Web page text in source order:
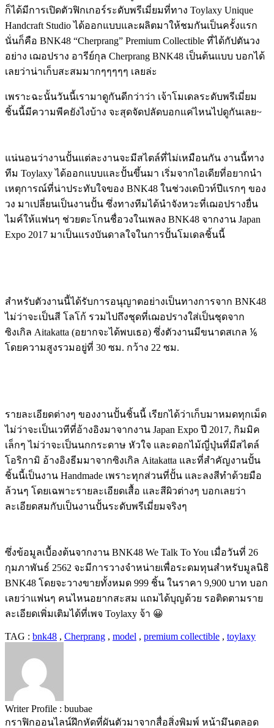
ก็ได้มีการเปิดตัวฟิกเกอร์ระดับพรีเมี่ยมที่ทาง Toylaxy Unique
Handcraft Studio ได้ออกแบบและผลิตมาให้ชมกันเป็นครั้งแรก
นั่นก็คือ BNK48 “Cherprang” Premium Collectible ที่ได้กัปตันวง
อย่าง เฌอปราง อารีย์กุล Cherprang BNK48 เป็นต้นแบบ บอกได้
เลยว่าน่าเก็บสะสมมากๆๆๆๆๆ เลยล่ะ
เพราะฉะนั้นวันนี้เรามาดูกันดีกว่าว่า เจ้าโมเดลระดับพรีเมี่ยม
ชิ้นนี้มีความพีคยังไงบ้าง จะสุดจัดปลัดบอกแค่ไหนไปดูกันเลย~
แน่นอนว่างานปั้นแต่ละงานจะมีสไตล์ที่ไม่เหมือนกัน งานนี้ทาง
ทีม Toylaxy ได้ออกแบบและปั้นขึ้นมา เริ่มจากไอเดียที่อยากนำ
เหตุการณ์ที่น่าประทับใจของ BNK48 ในช่วงเดบิวท์ปีแรกๆ ของ
วง มาเปลี่ยนเป็นงานปั้น ซึ่งทางทีมได้นำจังหวะที่เฌอปรางยื่น
ไมค์ให้แฟนๆ ช่วยตะโกนชื่อวงในเพลง BNK48 จากงาน Japan
Expo 2017 มาเป็นแรงบันดาลใจในการปั้นโมเดลชิ้นนี้
สำหรับตัวงานนี้ได้รับการอนุญาตอย่างเป็นทางการจาก BNK48
ไม่ว่าจะเป็นสี โลโก้ รวมไปถึงชุดที่เฌอปรางใส่เป็นชุดจาก
ซิงเกิล Aitakatta (อยากจะได้พบเธอ) ซึ่งตัวงานมีขนาดสเกล ⅙
โดยความสูงรวมอยู่ที่ 30 ซม. กว้าง 22 ซม.
รายละเอียดต่างๆ ของงานปั้นชิ้นนี้ เรียกได้ว่าเก็บมาหมดทุกเม็ด
ไม่ว่าจะเป็นเวทีที่อ้างอิงมาจากงาน Japan Expo ปี 2017, กิมมิค
เล็กๆ ไม่ว่าจะเป็นนกกระดาษ หัวใจ และดอกไม้ญี่ปุ่นที่มีสไตล์
โอริกามิ อ้างอิงธีมมาจากซิงเกิล Aitakatta และที่สำคัญงานปั้น
ชิ้นนี้เป็นงาน Handmade เพราะทุกส่วนที่ปั้น และลงสีทำด้วยมือ
ล้วนๆ โดยเฉพาะรายละเอียดเสื้อ และสีผิวต่างๆ บอกเลยว่า
ละเอียดสมกับเป็นงานปั้นระดับพรีเมี่ยมจริงๆ
ซึ่งข้อมูลเบื้องต้นจากงาน BNK48 We Talk To You เมื่อวันที่ 26
กุมภาพันธ์ 2562 จะมีการวางจำหน่ายเพื่อระดมทุนสำหรับมูลนิธิ
BNK48 โดยจะวางขายทั้งหมด 999 ชิ้น ในราคา 9,900 บาท บอก
เลยว่าแฟนๆ คนไหนอยากสะสม แถมได้บุญด้วย รอติดตามราย
ละเอียดเพิ่มเติมได้ที่เพจ Toylaxy จ้า 😀
TAG : bnk48 , Cherprang , model , premium collectible , toylaxy
Writer Profile : buubae
กราฟิกออนไลน์ฝึกหัดที่ผันตัวมาจากสื่อสิ่งพิมพ์ หน้ามึนตลอด